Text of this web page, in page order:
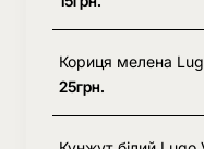
використанням
сировини
для всіх верств
Кориця мелена
25грн.